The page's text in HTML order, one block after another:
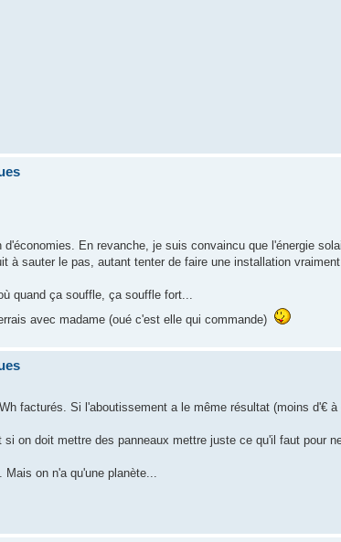
En revanche, je suis convaincu que l'énergie
à sauter le pas, autant tenter de faire une installation
quand ça souffle, ça souffle fort...
avec madame (oué c'est elle qui commande)
facturés. Si l'aboutissement a le même résultat (moins d'€
on doit mettre des panneaux mettre juste ce qu'il faut pour
on n'a qu'une planète...